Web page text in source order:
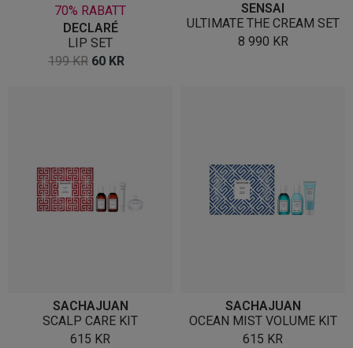
70% RABATT
DECLARÉ
LIP SET
199KR OPPRINNELIG
60 KR
SENSAI
ULTIMATE THE CREAM SET
8 990 KR
SACHAJUAN
SCALP CARE KIT
615 KR
SACHAJUAN
OCEAN MIST VOLUME KIT
615 KR